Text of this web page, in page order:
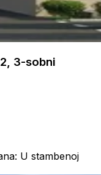
3-sobni
U stambenoj